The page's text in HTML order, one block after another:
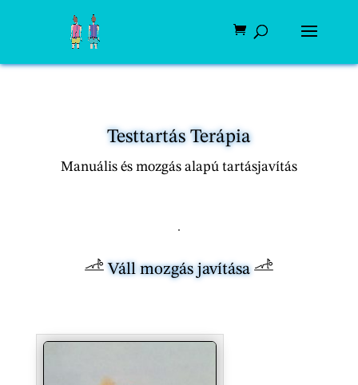
Testtartás Terápia
Manuális és mozgás alapú tartásjavítás
Váll mozgás javítása